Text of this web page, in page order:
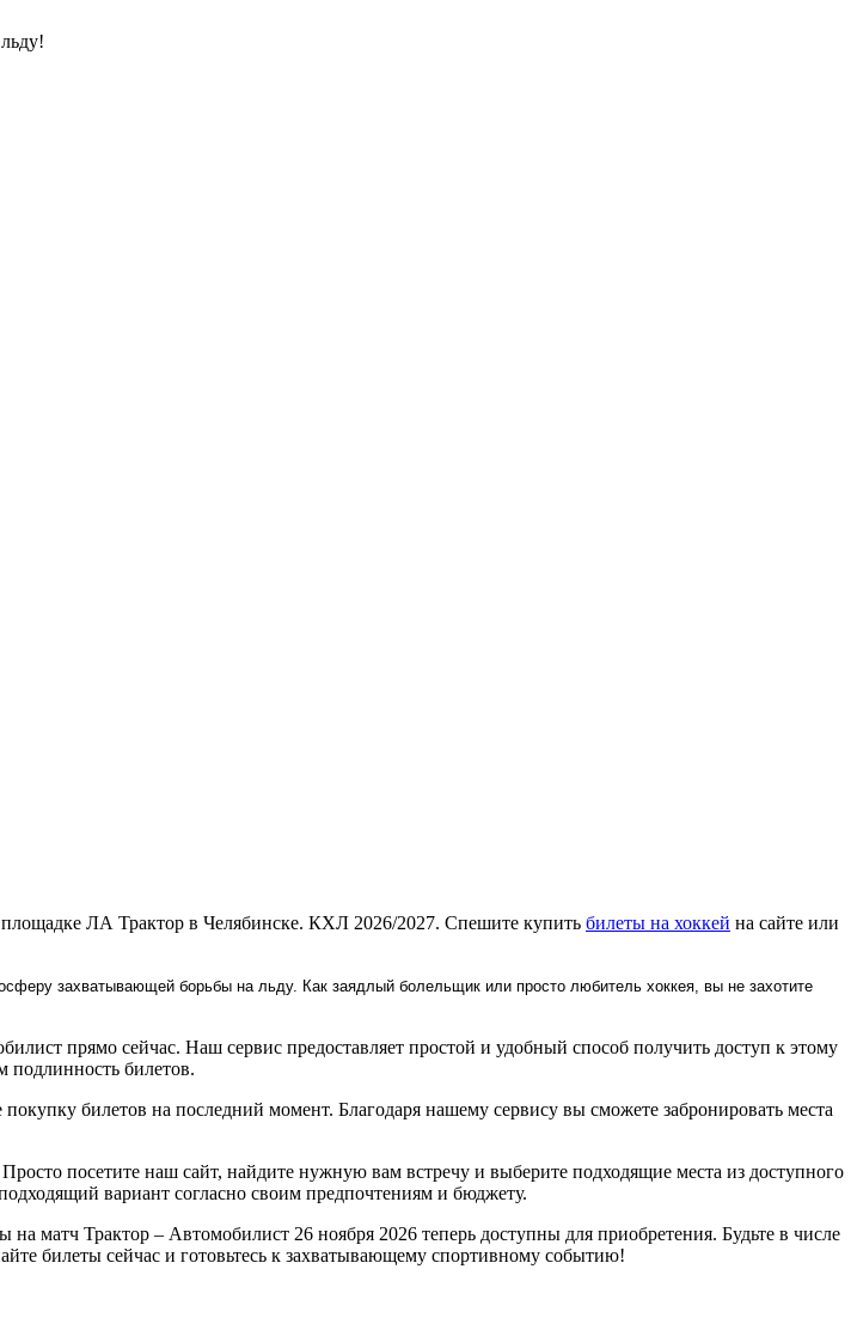
ЛА Трактор в Челябинске. КХЛ 2026/2027. Спешите купить билеты на хоккей на сайте или
захватывающей борьбы на льду. Как заядлый болельщик или просто любитель хоккея, вы не захотите
прямо сейчас. Наш сервис предоставляет простой и удобный способ получить доступ к этому
билетов.
билетов на последний момент. Благодаря нашему сервису вы сможете забронировать места
посетите наш сайт, найдите нужную вам встречу и выберите подходящие места из доступного
вариант согласно своим предпочтениям и бюджету.
матч Трактор – Автомобилист 26 ноября 2026 теперь доступны для приобретения. Будьте в числе
билеты сейчас и готовьтесь к захватывающему спортивному событию!